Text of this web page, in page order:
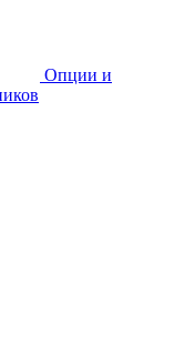
Опции и